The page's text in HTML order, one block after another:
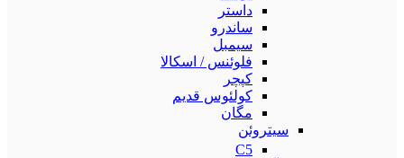
داستر
ساندرو
سیمبل
فلوئنس / اسکالا
کپچر
کولئوس قدیم
مگان
سیتروئن
C5